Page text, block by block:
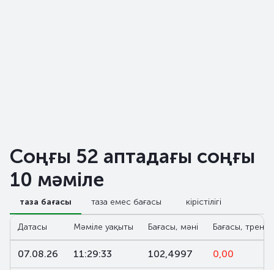
Соңғы 52 аптадағы соңғы
10 мәміле
таза бағасы таза емес бағасы кірістілігі
Датасы Мәміле уақыты Бағасы, мәні Бағасы, тренд,
07.08.26 11:29:33 102,4997 0,00